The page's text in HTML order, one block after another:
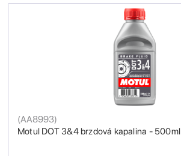
Motul DOT 3&4 brzdová kapalina - 500ml
(AA8993)